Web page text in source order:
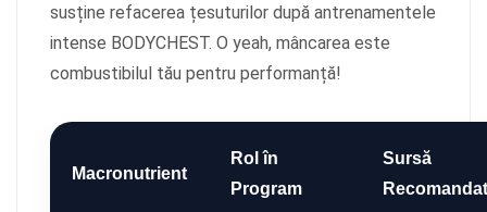
susține refacerea țesuturilor după antrenamentele
intense BODYCHEST. O yeah, mâncarea este
combustibilul tău pentru performanță!
Macronutrient
Rol în
Program
Sursă